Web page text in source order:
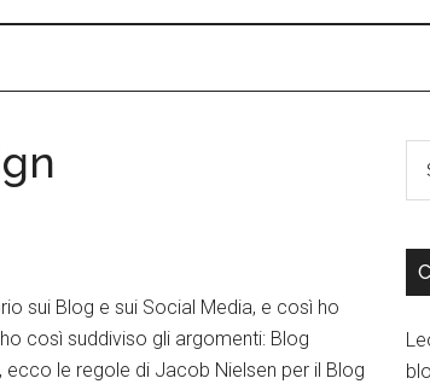
sui Blog e sui Social Media, e così ho
così suddiviso gli argomenti: Blog
le regole di Jacob Nielsen per il Blog